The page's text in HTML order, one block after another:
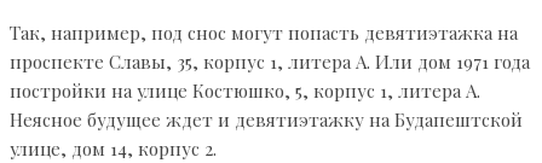
Так, например, под снос могут попасть девятиэтажка на
проспекте Славы, 35, корпус 1, литера А. Или дом 1971 года
постройки на улице Костюшко, 5, корпус 1, литера А.
Неясное будущее ждет и девятиэтажку на Будапештской
улице, дом 14, корпус 2.